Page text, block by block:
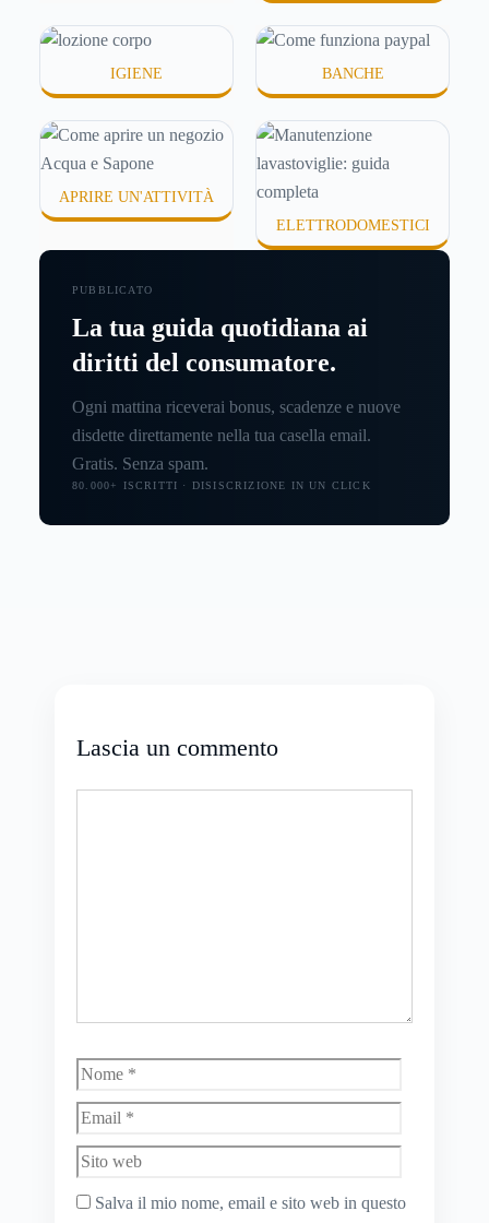
IGIENE BANCHE
APRIRE UN'ATTIVITÀ
ELETTRODOMESTICI
PUBBLICATO
La tua guida quotidiana ai
diritti del consumatore.
Ogni mattina riceverai bonus, scadenze e nuove
disdette direttamente nella tua casella email.
Gratis. Senza spam.
80.000+ ISCRITTI · DISISCRIZIONE IN UN CLICK
Lascia un commento
Nome
web
Salva il mio nome, email e sito web in questo